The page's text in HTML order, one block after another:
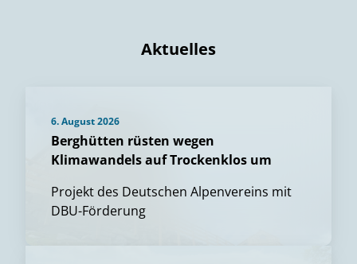
Aktuelles
6. August 2026
Berghütten rüsten wegen
Klimawandels auf Trockenklos um
Projekt des Deutschen Alpenvereins mit
DBU-Förderung